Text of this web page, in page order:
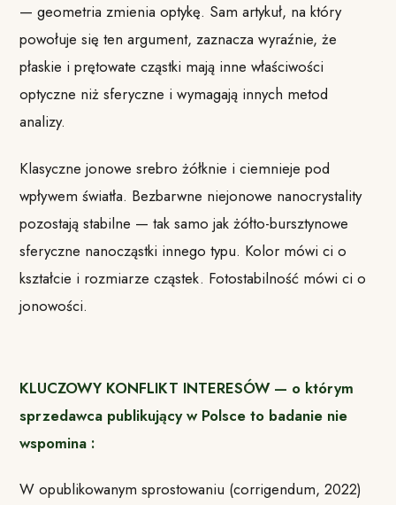
— geometria zmienia optykę. Sam artykuł, na który
powołuje się ten argument, zaznacza wyraźnie, że
płaskie i prętowate cząstki mają inne właściwości
optyczne niż sferyczne i wymagają innych metod
analizy.
Klasyczne jonowe srebro żółknie i ciemnieje pod
wpływem światła. Bezbarwne niejonowe nanocrystality
pozostają stabilne — tak samo jak żółto-bursztynowe
sferyczne nanocząstki innego typu. Kolor mówi ci o
kształcie i rozmiarze cząstek. Fotostabilność mówi ci o
jonowości.
KLUCZOWY KONFLIKT INTERESÓW — o którym
sprzedawca publikujący w Polsce to badanie nie
wspomina :
W opublikowanym sprostowaniu (corrigendum, 2022)